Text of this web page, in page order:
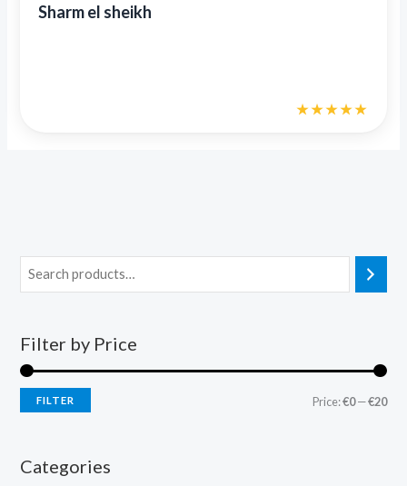
Sharm el sheikh
Filter by Price
FILTER Price:€0—€20
Categories